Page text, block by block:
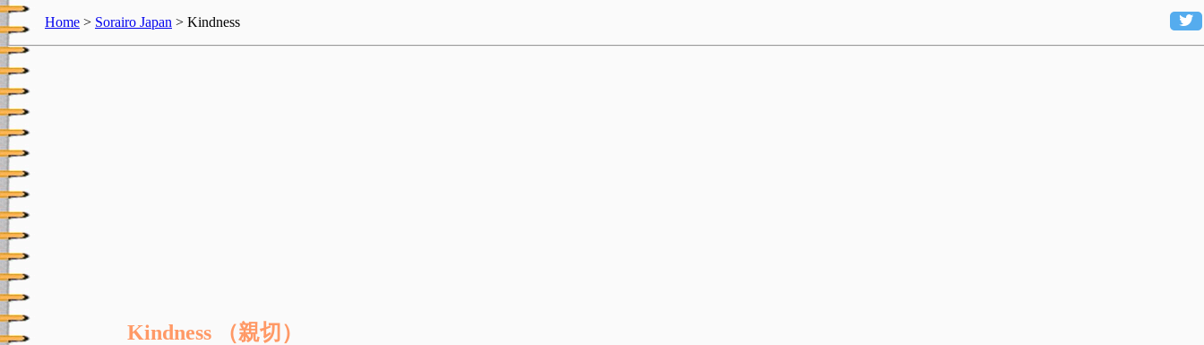
Home > Sorairo Japan > Kindness
Kindness （親切）